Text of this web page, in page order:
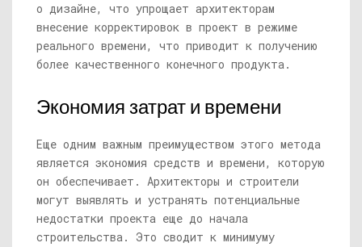
о дизайне, что упрощает архитекторам
внесение корректировок в проект в режиме
реального времени, что приводит к получению
более качественного конечного продукта.
Экономия затрат и времени
Еще одним важным преимуществом этого метода
является экономия средств и времени, которую
он обеспечивает. Архитекторы и строители
могут выявлять и устранять потенциальные
недостатки проекта еще до начала
строительства. Это сводит к минимуму